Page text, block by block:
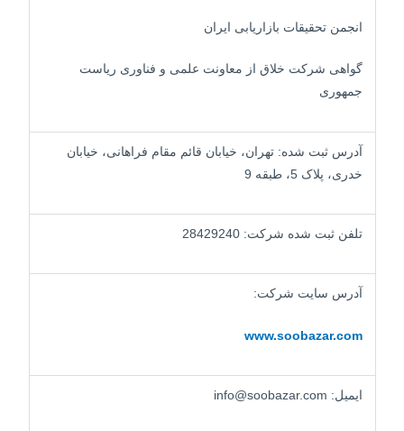
انجمن تحقیقات بازاریابی ایران
گواهی شرکت خلاق از معاونت علمی و فناوری ریاست
جمهوری
آدرس ثبت شده: تهران، خیابان قائم مقام فراهانی، خیابان
خدری، پلاک 5، طبقه 9
تلفن ثبت شده شرکت: 28429240
آدرس سایت شرکت:
www.soobazar.com
ایمیل: info@soobazar.com